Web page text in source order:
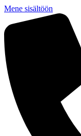
Mene sisältöön